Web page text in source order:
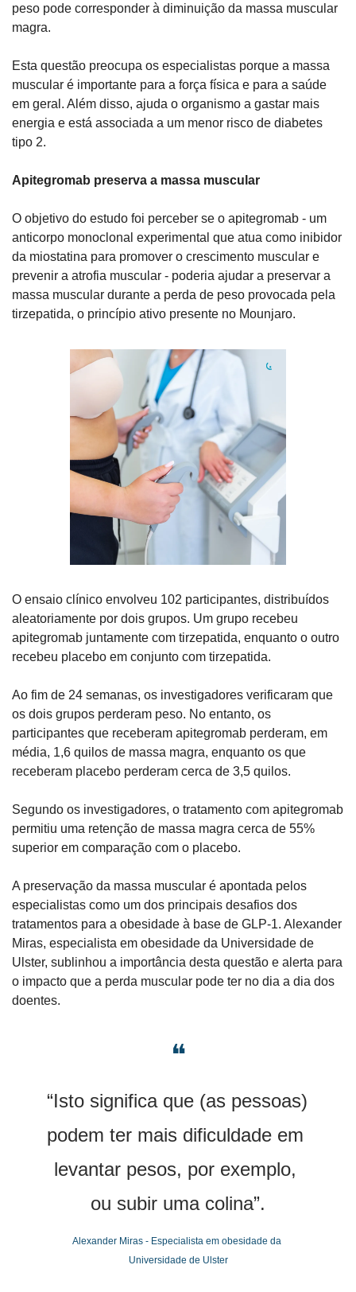
peso pode corresponder à diminuição da massa muscular
magra.
Esta questão preocupa os especialistas porque a massa
muscular é importante para a força física e para a saúde
em geral. Além disso, ajuda o organismo a gastar mais
energia e está associada a um menor risco de diabetes
tipo 2.
Apitegromab preserva a massa muscular
O objetivo do estudo foi perceber se o apitegromab - um
anticorpo monoclonal experimental que atua como inibidor
da miostatina para promover o crescimento muscular e
prevenir a atrofia muscular - poderia ajudar a preservar a
massa muscular durante a perda de peso provocada pela
tirzepatida, o princípio ativo presente no Mounjaro.
O ensaio clínico envolveu 102 participantes, distribuídos
aleatoriamente por dois grupos. Um grupo recebeu
apitegromab juntamente com tirzepatida, enquanto o outro
recebeu placebo em conjunto com tirzepatida.
Ao fim de 24 semanas, os investigadores verificaram que
os dois grupos perderam peso. No entanto, os
participantes que receberam apitegromab perderam, em
média, 1,6 quilos de massa magra, enquanto os que
receberam placebo perderam cerca de 3,5 quilos.
Segundo os investigadores, o tratamento com apitegromab
permitiu uma retenção de massa magra cerca de 55%
superior em comparação com o placebo.
A preservação da massa muscular é apontada pelos
especialistas como um dos principais desafios dos
tratamentos para a obesidade à base de GLP-1. Alexander
Miras, especialista em obesidade da Universidade de
Ulster, sublinhou a importância desta questão e alerta para
o impacto que a perda muscular pode ter no dia a dia dos
doentes.
❝
“Isto significa que (as pessoas)
podem ter mais dificuldade em
levantar pesos, por exemplo,
ou subir uma colina”.
Alexander Miras - Especialista em obesidade da
Universidade de Ulster